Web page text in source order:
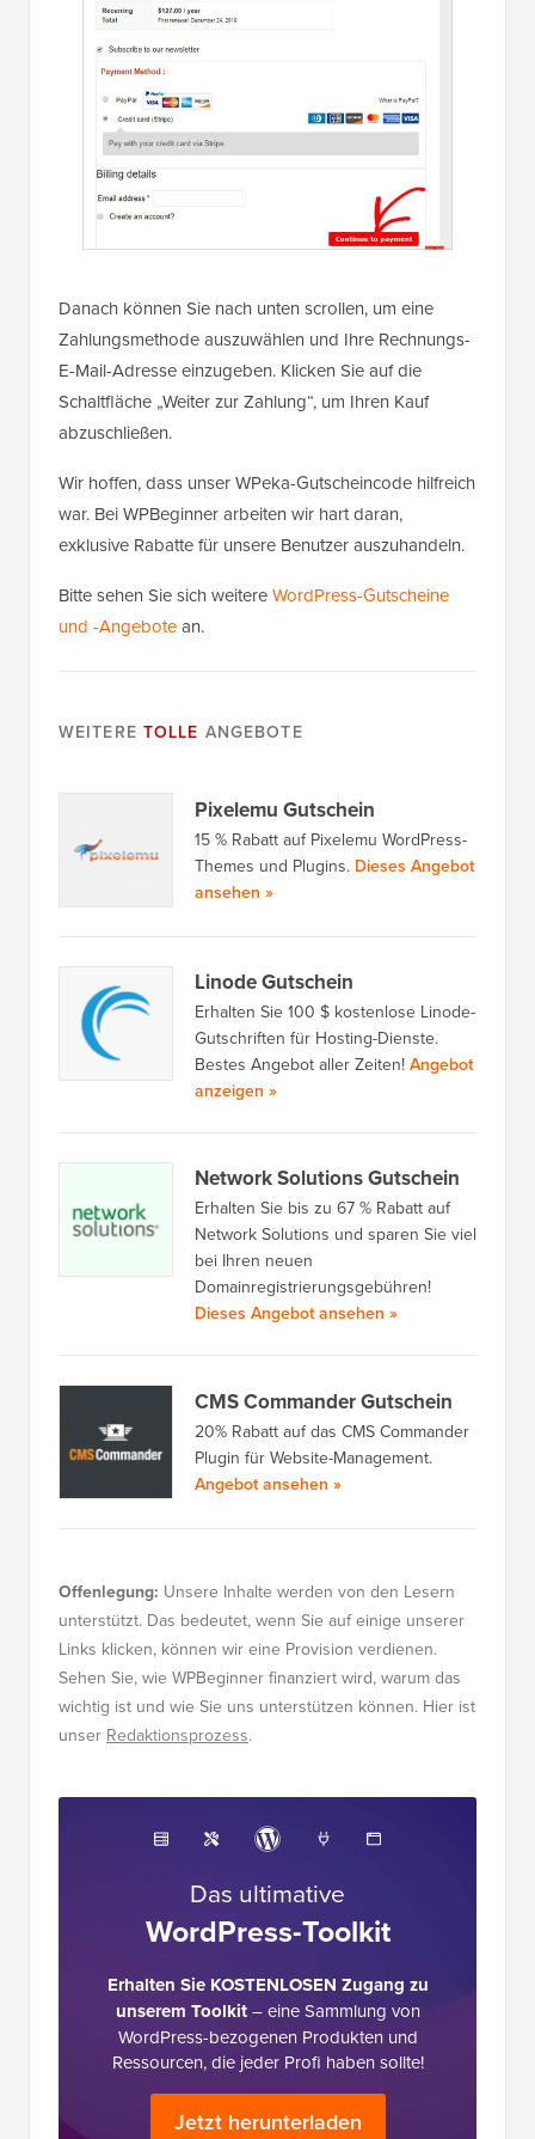
Danach können Sie nach unten scrollen, um eine
Zahlungsmethode auszuwählen und Ihre Rechnungs-
E-Mail-Adresse einzugeben. Klicken Sie auf die
Schaltfläche „Weiter zur Zahlung“, um Ihren Kauf
abzuschließen.
Wir hoffen, dass unser WPeka-Gutscheincode hilfreich
war. Bei WPBeginner arbeiten wir hart daran,
exklusive Rabatte für unsere Benutzer auszuhandeln.
Bitte sehen Sie sich weitereWordPress-Gutscheine
und -Angebotean.
WEITERE TOLLE ANGEBOTE
Pixelemu Gutschein
15 % Rabatt auf Pixelemu WordPress-
Themes und Plugins. Dieses Angebot
ansehen »
Linode Gutschein
Erhalten Sie 100 $ kostenlose Linode-
Gutschriften für Hosting-Dienste.
Bestes Angebot aller Zeiten! Angebot
anzeigen »
Network Solutions Gutschein
Erhalten Sie bis zu 67 % Rabatt auf
Network Solutions und sparen Sie viel
bei Ihren neuen
Domainregistrierungsgebühren!
Dieses Angebot ansehen »
CMS Commander Gutschein
20% Rabatt auf das CMS Commander
Plugin für Website-Management.
Angebot ansehen »
Offenlegung: Unsere Inhalte werden von den Lesern
unterstützt. Das bedeutet, wenn Sie auf einige unserer
Links klicken, können wir eine Provision verdienen.
Sehen Sie, wie WPBeginner finanziert wird, warum das
wichtig ist und wie Sie uns unterstützen können. Hier ist
unser Redaktionsprozess.
Das ultimative
WordPress-Toolkit
Erhalten Sie KOSTENLOSEN Zugang zu
unserem Toolkit– eine Sammlung von
WordPress-bezogenen Produkten und
Ressourcen, die jeder Profi haben sollte!
Jetzt herunterladen